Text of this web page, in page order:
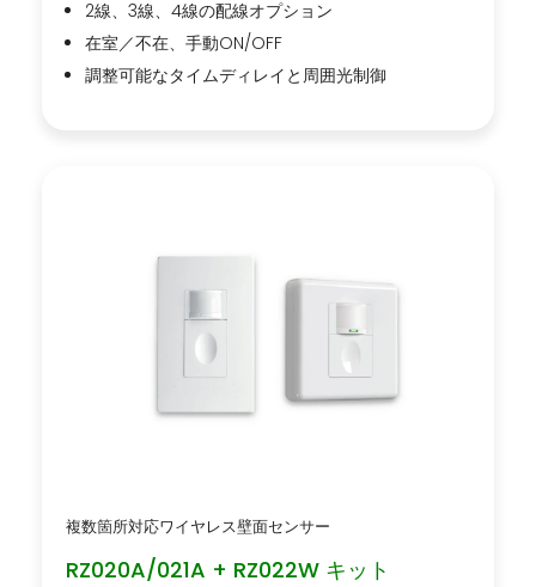
2線、3線、4線の配線オプション
在室／不在、手動ON/OFF
調整可能なタイムディレイと周囲光制御
複数箇所対応ワイヤレス壁面センサー
RZ020A/021A + RZ022W キット